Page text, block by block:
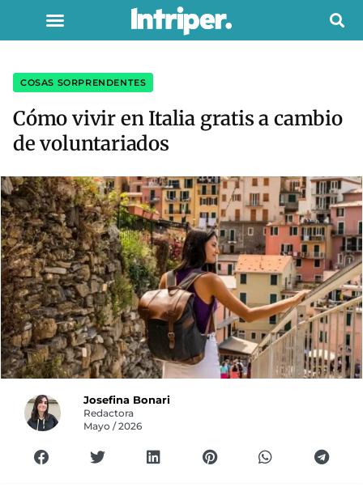
COSAS SORPRENDENTES
Cómo vivir en Italia gratis a cambio
de voluntariados
Josefina Bonari
Redactora
Mayo / 2026